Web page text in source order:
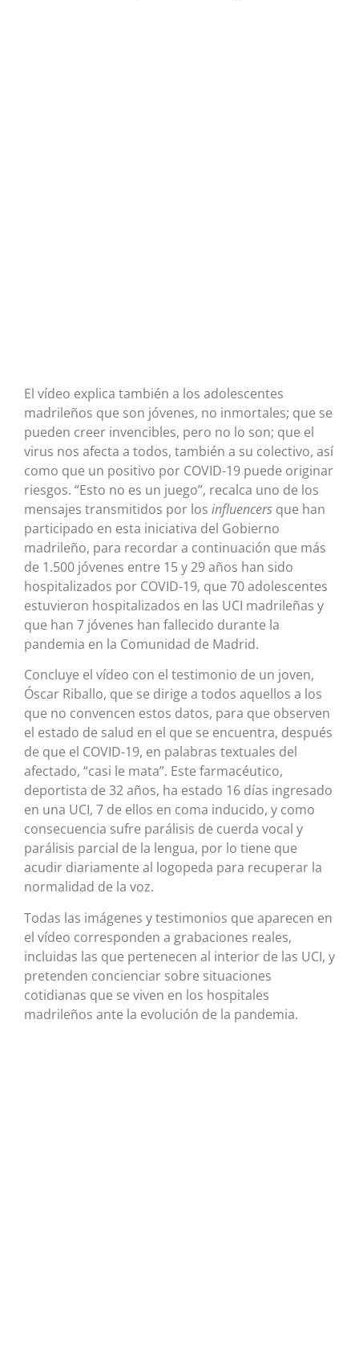
El vídeo explica también a los adolescentes
madrileños que son jóvenes, no inmortales; que se
pueden creer invencibles, pero no lo son; que el
virus nos afecta a todos, también a su colectivo, así
como que un positivo por COVID-19 puede originar
riesgos. “Esto no es un juego”, recalca uno de los
mensajes transmitidos por los influencers que han
participado en esta iniciativa del Gobierno
madrileño, para recordar a continuación que más
de 1.500 jóvenes entre 15 y 29 años han sido
hospitalizados por COVID-19, que 70 adolescentes
estuvieron hospitalizados en las UCI madrileñas y
que han 7 jóvenes han fallecido durante la
pandemia en la Comunidad de Madrid.
Concluye el vídeo con el testimonio de un joven,
Óscar Riballo, que se dirige a todos aquellos a los
que no convencen estos datos, para que observen
el estado de salud en el que se encuentra, después
de que el COVID-19, en palabras textuales del
afectado, “casi le mata”. Este farmacéutico,
deportista de 32 años, ha estado 16 días ingresado
en una UCI, 7 de ellos en coma inducido, y como
consecuencia sufre parálisis de cuerda vocal y
parálisis parcial de la lengua, por lo tiene que
acudir diariamente al logopeda para recuperar la
normalidad de la voz.
Todas las imágenes y testimonios que aparecen en
el vídeo corresponden a grabaciones reales,
incluidas las que pertenecen al interior de las UCI, y
pretenden concienciar sobre situaciones
cotidianas que se viven en los hospitales
madrileños ante la evolución de la pandemia.